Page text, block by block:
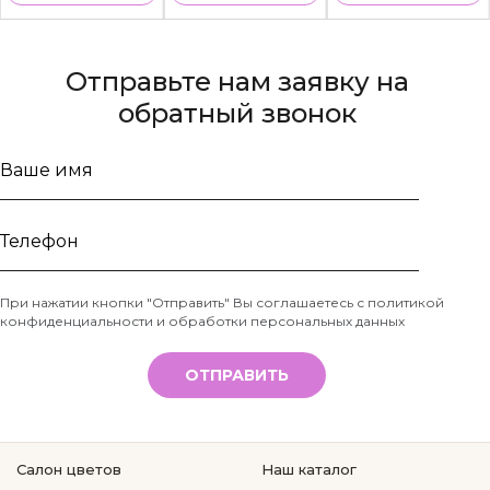
Отправьте нам заявку на
обратный звонок
Ваше
Телефон
*
При нажатии кнопки "Отправить" Вы соглашаетесь с политикой
конфиденциальности и обработки персональных данных
ОТПРАВИТЬ
Салон цветов Наш каталог